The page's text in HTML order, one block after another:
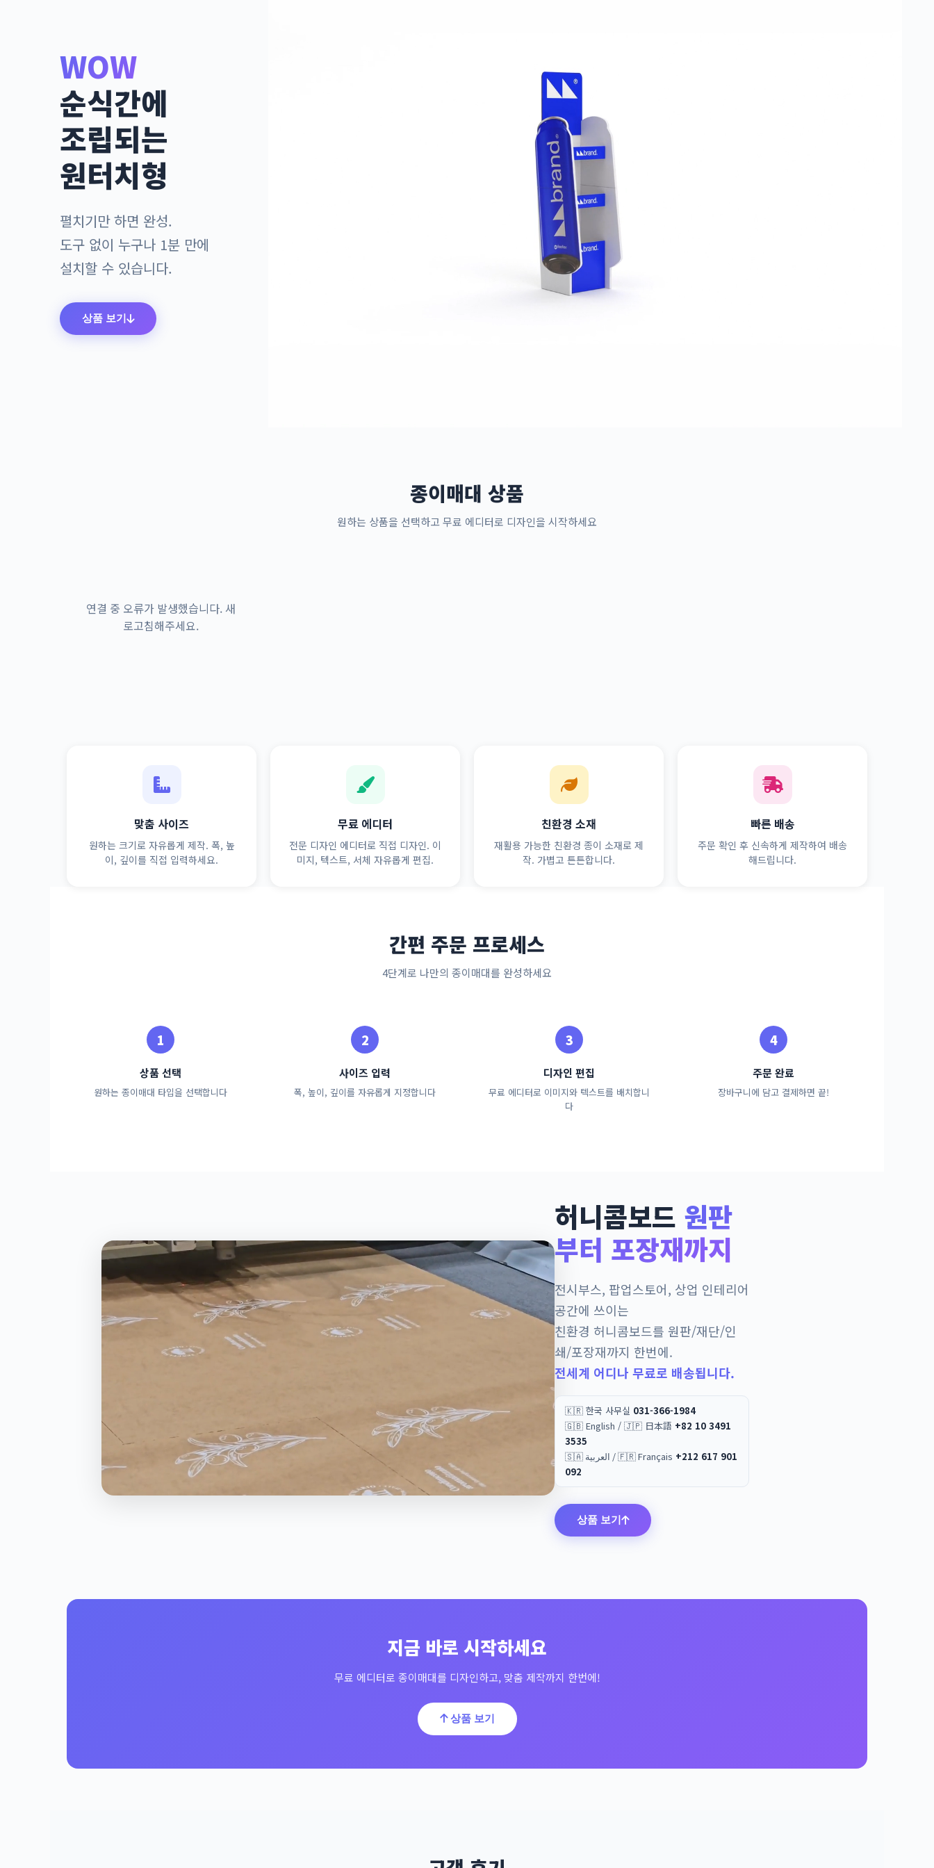
WOW
순식간에
조립되는
원터치형
펼치기만 하면 완성.
도구 없이 누구나 1분 만에
설치할 수 있습니다.
상품 보기
종이매대 상품
원하는 상품을 선택하고 무료 에디터로 디자인을 시작하세요
연결 중 오류가 발생했습니다. 새
로고침해주세요.
맞춤 사이즈
원하는 크기로 자유롭게 제작. 폭, 높
이, 깊이를 직접 입력하세요.
무료 에디터
전문 디자인 에디터로 직접 디자인. 이
미지, 텍스트, 서체 자유롭게 편집.
친환경 소재
재활용 가능한 친환경 종이 소재로 제
작. 가볍고 튼튼합니다.
빠른 배송
주문 확인 후 신속하게 제작하여 배송
해드립니다.
간편 주문 프로세스
4단계로 나만의 종이매대를 완성하세요
상품 선택
원하는 종이매대 타입을 선택합니다
사이즈 입력
폭, 높이, 깊이를 자유롭게 지정합니다
디자인 편집
무료 에디터로 이미지와 텍스트를 배치합니
다
주문 완료
장바구니에 담고 결제하면 끝!
허니콤보드 원판
부터 포장재까지
전시부스, 팝업스토어, 상업 인테리어
공간에 쓰이는
친환경 허니콤보드를 원판/재단/인
쇄/포장재까지 한번에.
전세계 어디나 무료로 배송됩니다.
🇰🇷 한국 사무실 031-366-1984
🇬🇧 English / 🇯🇵 日本語 +82 10 3491
3535
🇸🇦 العربية / 🇫🇷 Français +212 617 901
092
상품 보기
지금 바로 시작하세요
무료 에디터로 종이매대를 디자인하고, 맞춤 제작까지 한번에!
상품 보기